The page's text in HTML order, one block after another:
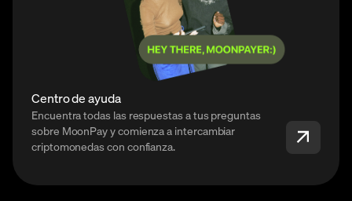
Centro de ayuda
Encuentra todas las respuestas a tus preguntas
sobre MoonPay y comienza a intercambiar
criptomonedas con confianza.